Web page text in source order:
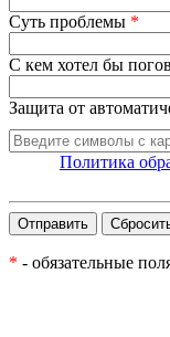
Суть проблемы *
С кем хотел бы
Защита от
Политика
* - обязательные